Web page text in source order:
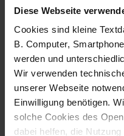
Diese Webseite
Cookies sind kleine
B. Computer,
werden und
Wir verwenden
unserer Webseite
Einwilligung benötigen.
solche Cookies des
dabei helfen, die
Fotografo: Lorenz
Sternbach
Download